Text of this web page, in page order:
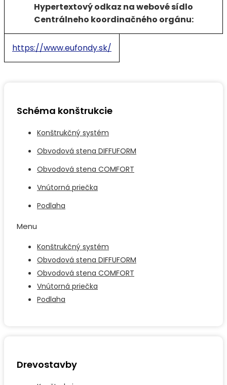
Hypertextový odkaz na webové sídlo
Centrálneho koordinačného orgánu:
https://www.eufondy.sk/
Schéma konštrukcie
Konštrukčný systém
Obvodová stena DIFFUFORM
Obvodová stena COMFORT
Vnútorná priečka
Podlaha
Menu
Konštrukčný systém
Obvodová stena DIFFUFORM
Obvodová stena COMFORT
Vnútorná priečka
Podlaha
Drevostavby